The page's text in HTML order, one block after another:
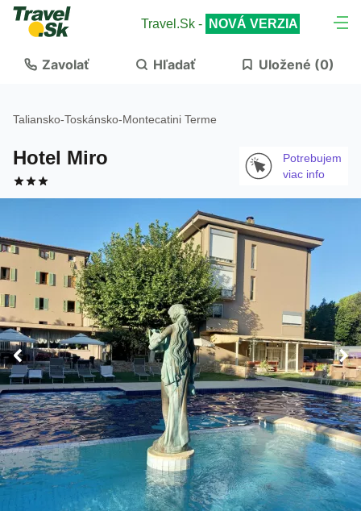
Travel.Sk - NOVÁ VERZIA
Zavolať Hľadať Uložené (0)
Taliansko-Toskánsko-Montecatini Terme
Hotel Miro
Potrebujem
viac info